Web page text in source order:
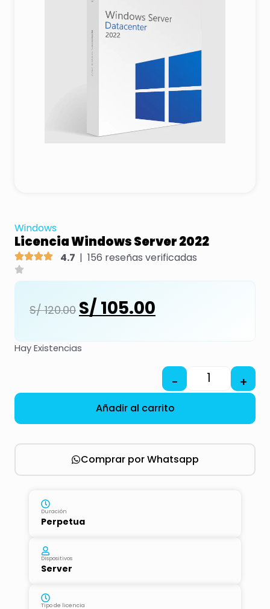
Windows
Licencia Windows Server 2022
4.7 |156 reseñas verificadas
S/120.00 S/ 105.00
Hay Existencias
- +
Añadir al carrito
Comprar por Whatsapp
Duración
Perpetua
Dispositivos
Server
Tipo de licencia